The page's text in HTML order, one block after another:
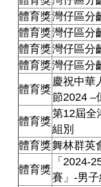
體育獎灣仔區分
體育獎灣仔區分
體育獎灣仔區分
體育獎灣仔區分
體育獎
慶祝中華
節2024 –
體育獎
第12屆全
組別
體育獎舞林群英
體育獎
「2024-
賽」-男子